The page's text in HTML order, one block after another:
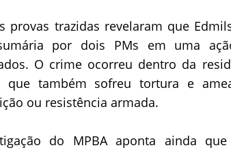
provas trazidas revelaram que
por dois PMs em uma
O crime ocorreu dentro da
que também sofreu tortura e
ou resistência armada.
do MPBA aponta ainda